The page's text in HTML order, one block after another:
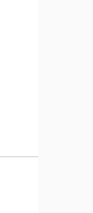
Siirry